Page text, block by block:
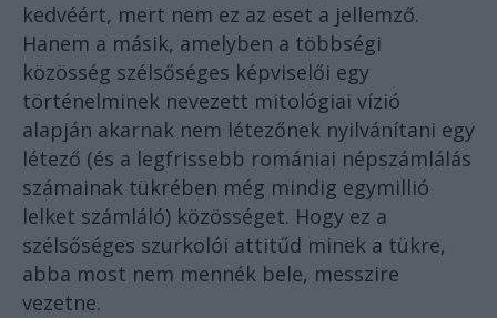
kedvéért, mert nem ez az eset a jellemző.
Hanem a másik, amelyben a többségi
közösség szélsőséges képviselői egy
történelminek nevezett mitológiai vízió
alapján akarnak nem létezőnek nyilvánítani egy
létező (és a legfrissebb romániai népszámlálás
számainak tükrében még mindig egymillió
lelket számláló) közösséget. Hogy ez a
szélsőséges szurkolói attitűd minek a tükre,
abba most nem mennék bele, messzire
vezetne.